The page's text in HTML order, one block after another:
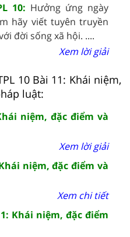
10: Hưởng ứng ngày
hãy viết tuyên truyền
đời sống xã hội. ....
Xem lời giải
10 Bài 11: Khái niệm,
luật:
niệm, đặc điểm và
Xem lời giải
niệm, đặc điểm và
Xem chi tiết
Khái niệm, đặc điểm